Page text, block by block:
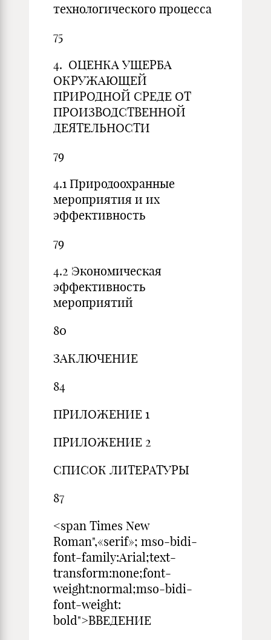
технологического процесса
75
4. ОЦЕНКА УЩЕРБА
ОКРУЖАЮЩЕЙ
ПРИРОДНОЙ СРЕДЕ ОТ
ПРОИЗВОДСТВЕННОЙ
ДЕЯТЕЛЬНОСТИ
79
4.1 Природоохранные
мероприятия и их
эффективность
79
4.2 Экономическая
эффективность
мероприятий
80
ЗАКЛЮЧЕНИЕ
84
ПРИЛОЖЕНИЕ 1
ПРИЛОЖЕНИЕ 2
СПИСОК ЛИТЕРАТУРЫ
87
<span Times New
Roman",«serif»; mso-bidi-
font-family:Arial;text-
transform:none;font-
weight:normal;mso-bidi-
font-weight:
bold">ВВЕДЕНИЕ